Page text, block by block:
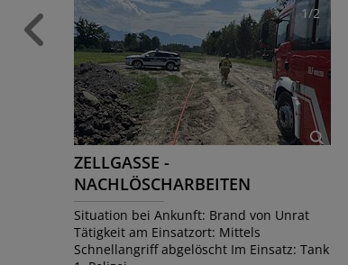
1/2
ZELLGASSE -
NACHLÖSCHARBEITEN
FEUERSTELLE
Situation bei Ankunft: Brand von Unrat
Tätigkeit am Einsatzort: Mittels
Schnellangriff abgelöscht Im Einsatz: Tank